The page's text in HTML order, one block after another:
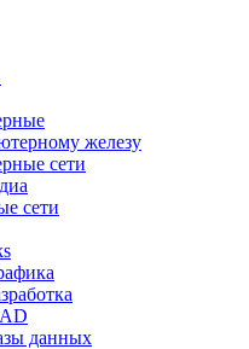
железу
сети
сети
данных